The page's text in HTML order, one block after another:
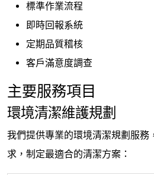
標準作業流程
即時回報系統
定期品質稽核
客戶滿意度調查
主要服務項目
環境清潔維護規劃
我們提供專業的環境清潔規劃服務
求，制定最適合的清潔方案：